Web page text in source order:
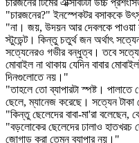
"চারজনের?" ইনস্পেকটর বসাককে
"না। জয়, উদয়ন আর দেবলকে পাওয়া
স্টুডেন্ট। কিন্তু চতুর্থ জন অর্থাৎ
সত্যেনেরও গভীর বন্ধুত্ব। তবে
মোবাইল না থাকায় যেদিন বাবার
দিনগুলোতে নয়।"
"তাহলে তো ব্যাপারটা স্পষ্ট।
ছেলে, ম্যানেজ করেছে। সত্যেন
"কিন্তু ছেলেদের বাবা-মা'রা বলেছেন,
"বড়লোকের ছেলেদের ঢালাও হাতখরচ
জোগাড় করা তেমন ব্যাপার নয়।"